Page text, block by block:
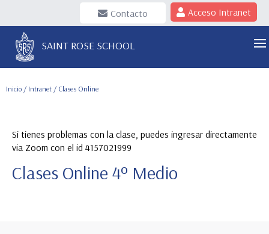
Contacto Acceso Intranet
SAINT ROSE SCHOOL
Inicio / Intranet / Clases Online
Si tienes problemas con la clase, puedes ingresar directamente
via Zoom con el id 4157021999
Clases Online 4º Medio